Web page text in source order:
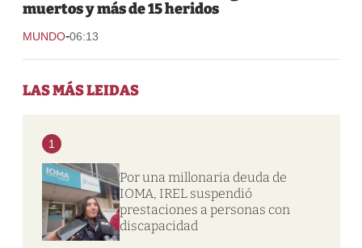
muertos y más de 15 heridos
MUNDO-06:13
LAS MÁS LEIDAS
1
Por una millonaria deuda de
IOMA, IREL suspendió
prestaciones a personas con
discapacidad